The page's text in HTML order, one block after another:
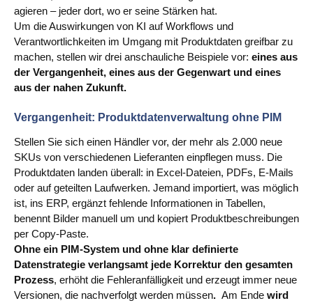
agieren – jeder dort, wo er seine Stärken hat.
Um die Auswirkungen von KI auf Workflows und
Verantwortlichkeiten im Umgang mit Produktdaten greifbar zu
machen, stellen wir drei anschauliche Beispiele vor: eines aus
der Vergangenheit, eines aus der Gegenwart und eines
aus der nahen Zukunft.
Vergangenheit: Produktdatenverwaltung ohne PIM
Stellen Sie sich einen Händler vor, der mehr als 2.000 neue
SKUs von verschiedenen Lieferanten einpflegen muss. Die
Produktdaten landen überall: in Excel‑Dateien, PDFs, E‑Mails
oder auf geteilten Laufwerken. Jemand importiert, was möglich
ist, ins ERP, ergänzt fehlende Informationen in Tabellen,
benennt Bilder manuell um und kopiert Produktbeschreibungen
per Copy‑Paste.
Ohne ein PIM‑System und ohne klar definierte
Datenstrategie verlangsamt jede Korrektur den gesamten
Prozess, erhöht die Fehleranfälligkeit und erzeugt immer neue
Versionen, die nachverfolgt werden müssen. Am Ende wird